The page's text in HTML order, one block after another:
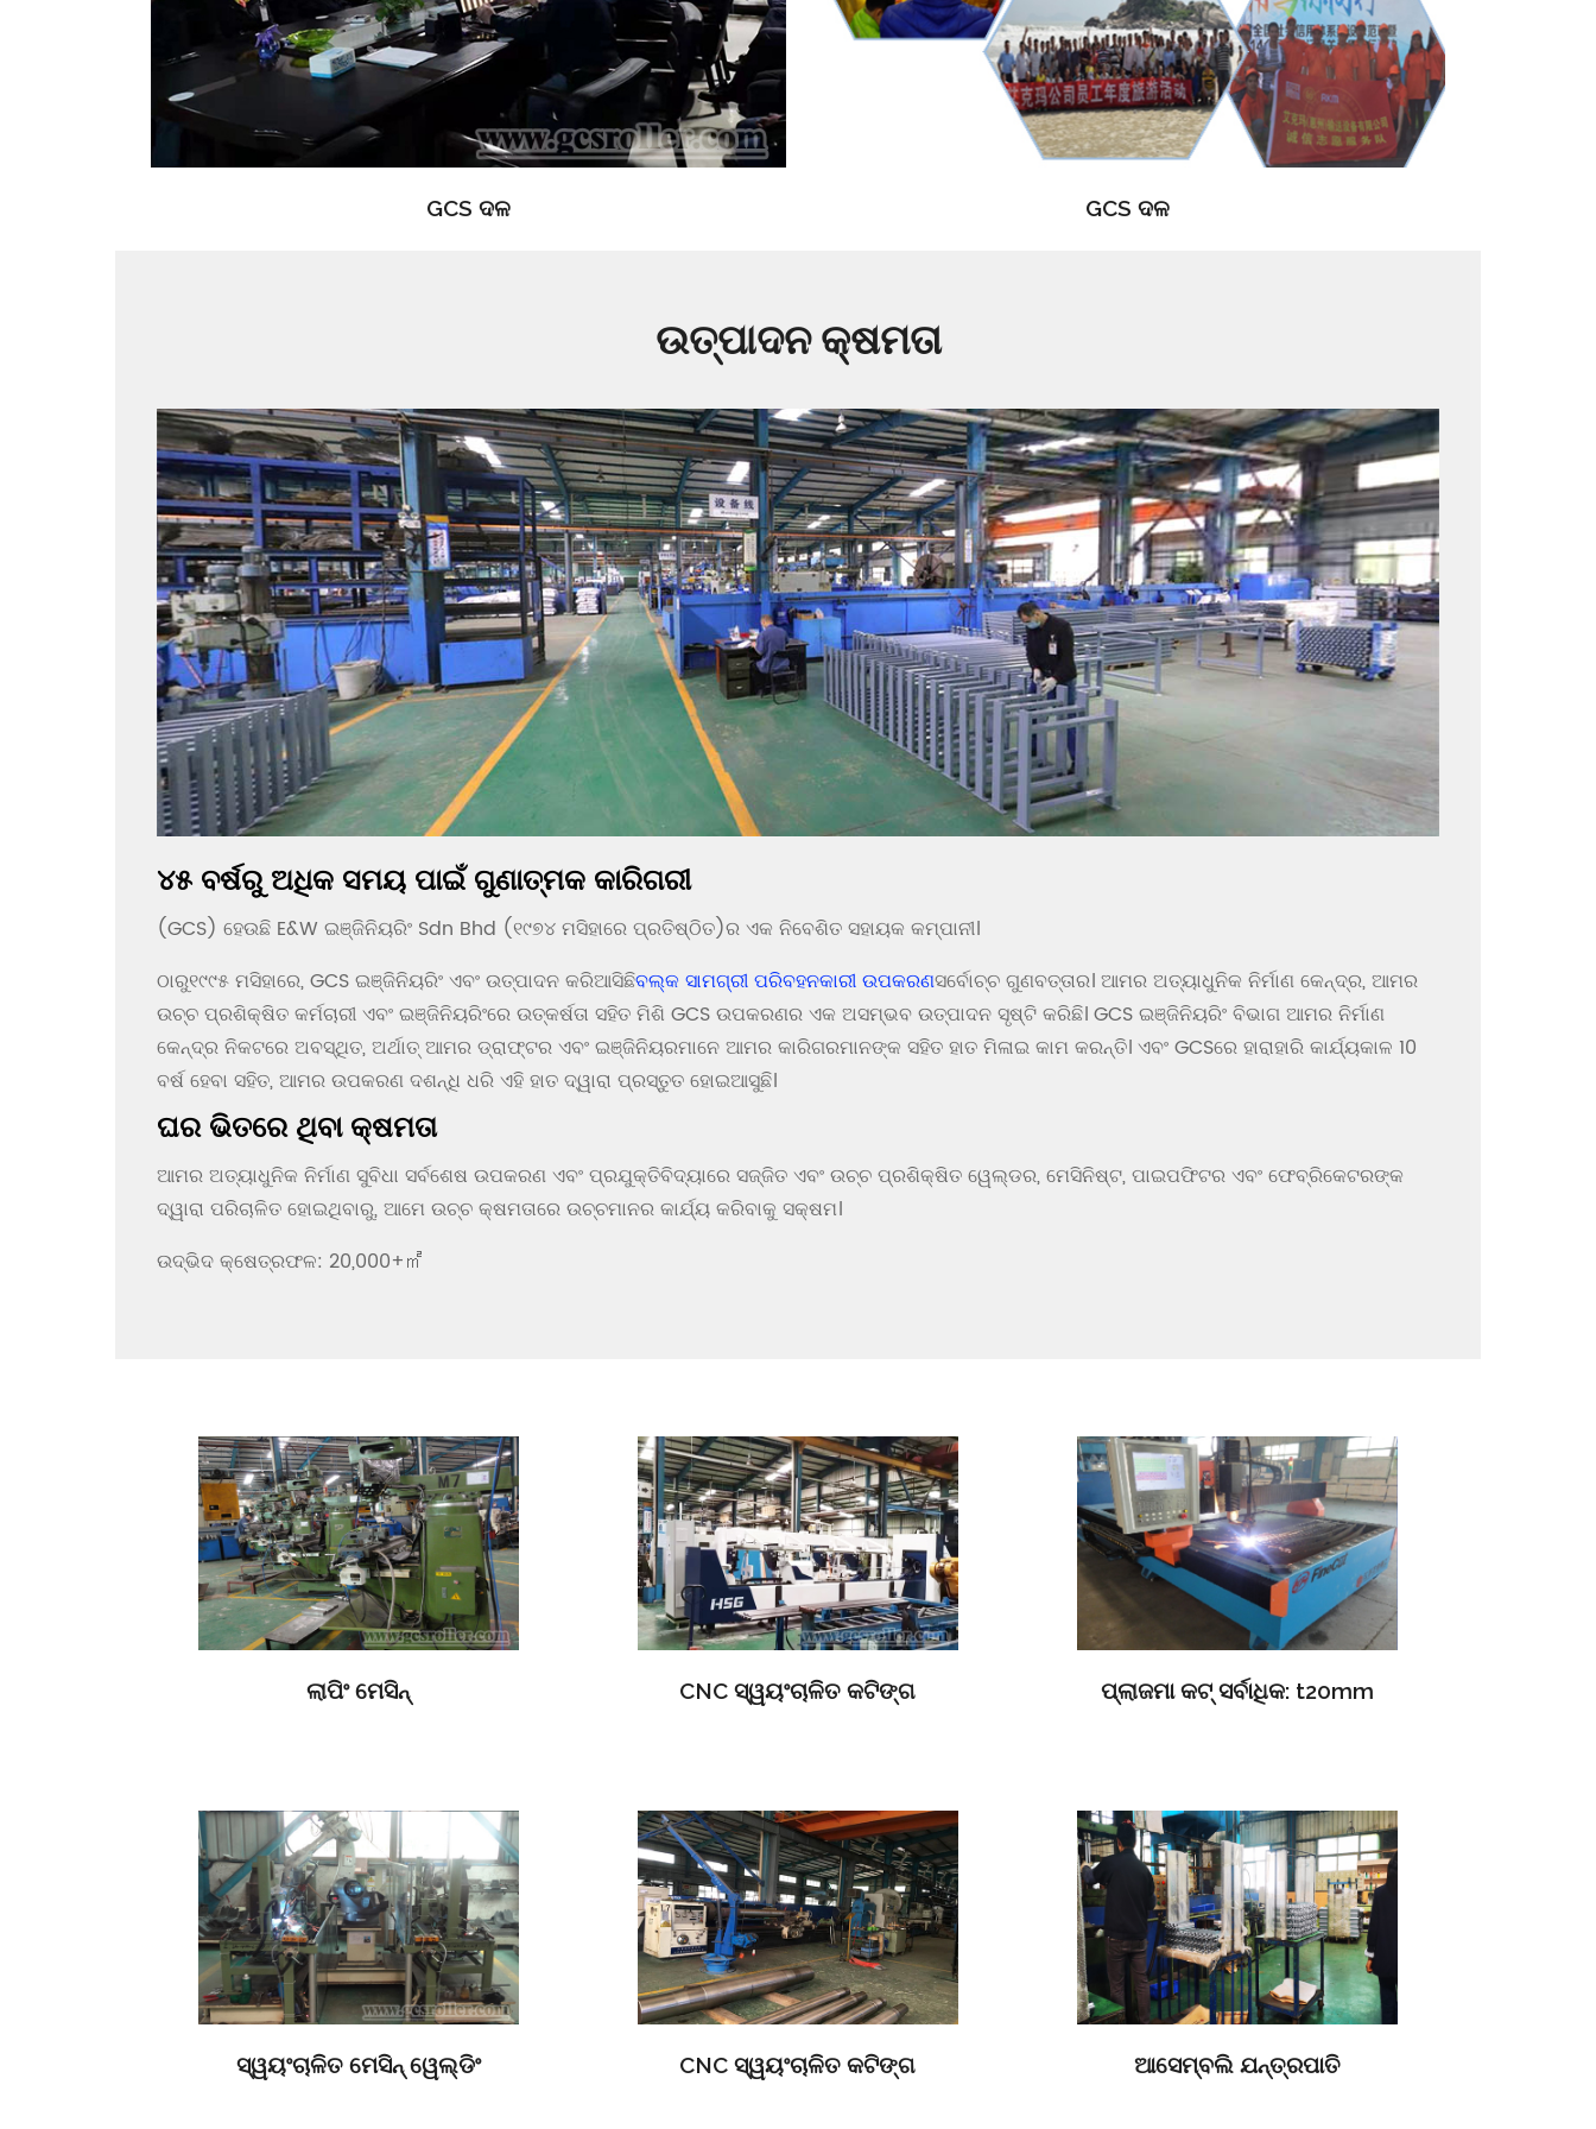
GCS ଦଳ GCS ଦଳ
ଉତ୍ପାଦନ କ୍ଷମତା
୪୫ ବର୍ଷରୁ ଅଧିକ ସମୟ ପାଇଁ ଗୁଣାତ୍ମକ କାରିଗରୀ
(GCS) ହେଉଛି E&W ଇଞ୍ଜିନିୟରିଂ Sdn Bhd (୧୯୭୪ ମସିହାରେ ପ୍ରତିଷ୍ଠିତ)ର ଏକ ନିବେଶିତ ସହାୟକ କମ୍ପାନୀ।
ଠାରୁ୧୯୯୫ ମସିହାରେ, GCS ଇଞ୍ଜିନିୟରିଂ ଏବଂ ଉତ୍ପାଦନ କରିଆସିଛିବଲ୍କ ସାମଗ୍ରୀ ପରିବହନକାରୀ ଉପକରଣସର୍ବୋଚ୍ଚ ଗୁଣବତ୍ତାର। ଆମର ଅତ୍ୟାଧୁନିକ ନିର୍ମାଣ କେନ୍ଦ୍ର, ଆମର
ଉଚ୍ଚ ପ୍ରଶିକ୍ଷିତ କର୍ମଚାରୀ ଏବଂ ଇଞ୍ଜିନିୟରିଂରେ ଉତ୍କର୍ଷତା ସହିତ ମିଶି GCS ଉପକରଣର ଏକ ଅସମ୍ଭବ ଉତ୍ପାଦନ ସୃଷ୍ଟି କରିଛି। GCS ଇଞ୍ଜିନିୟରିଂ ବିଭାଗ ଆମର ନିର୍ମାଣ
କେନ୍ଦ୍ର ନିକଟରେ ଅବସ୍ଥିତ, ଅର୍ଥାତ୍ ଆମର ଡ୍ରାଫ୍ଟର ଏବଂ ଇଞ୍ଜିନିୟରମାନେ ଆମର କାରିଗରମାନଙ୍କ ସହିତ ହାତ ମିଳାଇ କାମ କରନ୍ତି। ଏବଂ GCSରେ ହାରାହାରି କାର୍ଯ୍ୟକାଳ 10
ବର୍ଷ ହେବା ସହିତ, ଆମର ଉପକରଣ ଦଶନ୍ଧି ଧରି ଏହି ହାତ ଦ୍ୱାରା ପ୍ରସ୍ତୁତ ହୋଇଆସୁଛି।
ଘର ଭିତରେ ଥିବା କ୍ଷମତା
ଆମର ଅତ୍ୟାଧୁନିକ ନିର୍ମାଣ ସୁବିଧା ସର୍ବଶେଷ ଉପକରଣ ଏବଂ ପ୍ରଯୁକ୍ତିବିଦ୍ୟାରେ ସଜ୍ଜିତ ଏବଂ ଉଚ୍ଚ ପ୍ରଶିକ୍ଷିତ ୱେଲ୍ଡର, ମେସିନିଷ୍ଟ, ପାଇପଫିଟର ଏବଂ ଫେବ୍ରିକେଟରଙ୍କ
ଦ୍ୱାରା ପରିଚାଳିତ ହୋଇଥିବାରୁ, ଆମେ ଉଚ୍ଚ କ୍ଷମତାରେ ଉଚ୍ଚମାନର କାର୍ଯ୍ୟ କରିବାକୁ ସକ୍ଷମ।
ଉଦ୍ଭିଦ କ୍ଷେତ୍ରଫଳ: 20,000+㎡
ଲାପିଂ ମେସିନ୍ CNC ସ୍ୱୟଂଚାଳିତ କଟିଙ୍ଗ ପ୍ଲାଜମା କଟ୍ ସର୍ବାଧିକ: t20mm
ସ୍ୱୟଂଚାଳିତ ମେସିନ୍ ୱେଲ୍ଡିଂ CNC ସ୍ୱୟଂଚାଳିତ କଟିଙ୍ଗ ଆସେମ୍ବଲି ଯନ୍ତ୍ରପାତି